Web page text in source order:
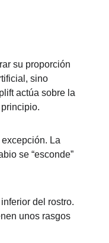
su proporción
sino
actúa sobre la
La
se “esconde”
del rostro.
unos rasgos